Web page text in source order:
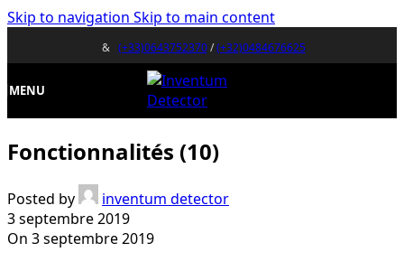
Skip to navigation Skip to main content
& (+33)0643752370/(+32)0484676625
MENU
Fonctionnalités (10)
Posted by
inventum detector
3 septembre 2019
On 3 septembre 2019